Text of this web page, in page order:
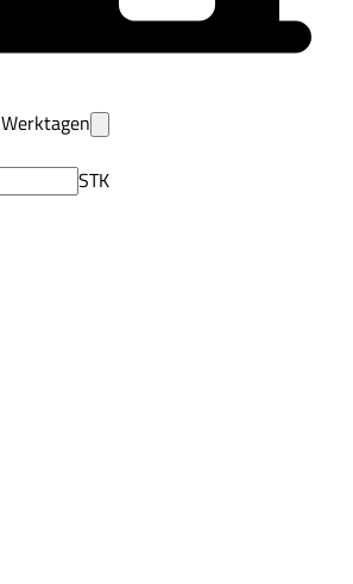
Werktagen
STK